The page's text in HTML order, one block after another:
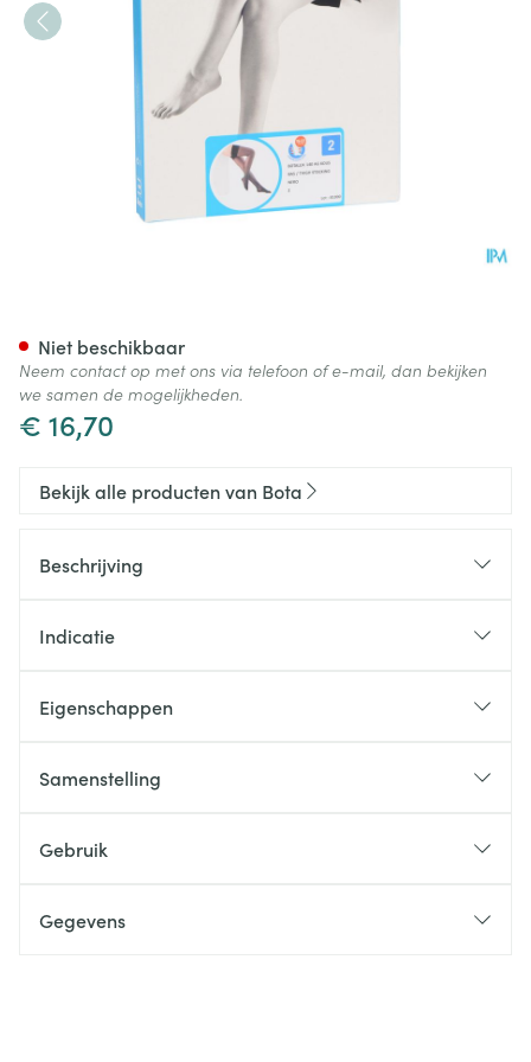
€ 16,70
Niet beschikbaar
Neem contact op met ons via telefoon of e-mail, dan bekijken
we samen de mogelijkheden.
Bekijk alle producten van Bota
Beschrijving
Indicatie
Eigenschappen
Samenstelling
Gebruik
Gegevens